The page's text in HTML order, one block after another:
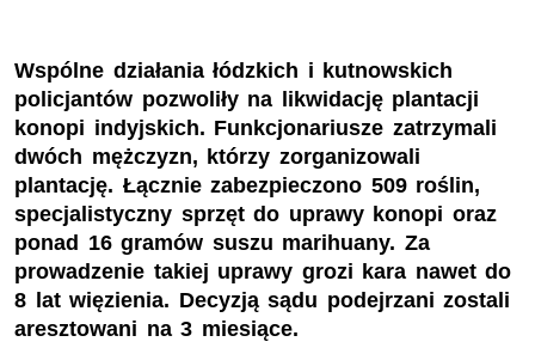
Wspólne działania łódzkich i kutnowskich
policjantów pozwoliły na likwidację plantacji
konopi indyjskich. Funkcjonariusze zatrzymali
dwóch mężczyzn, którzy zorganizowali
plantację. Łącznie zabezpieczono 509 roślin,
specjalistyczny sprzęt do uprawy konopi oraz
ponad 16 gramów suszu marihuany. Za
prowadzenie takiej uprawy grozi kara nawet do
8 lat więzienia. Decyzją sądu podejrzani zostali
aresztowani na 3 miesiące.